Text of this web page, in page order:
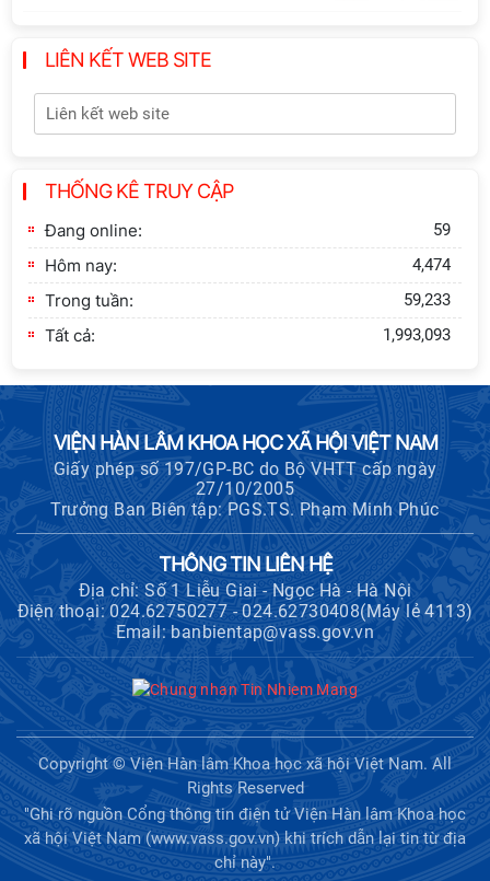
Khai quật công trường khai thác đá
Tôn
sinh đào tạo trình độ tiến sĩ đợt 1
LIÊN KẾT WEB SITE
THỐNG KÊ TRUY CẬP
Đang online: 59
Hôm nay: 4,474
Trong tuần: 59,233
Tất cả: 1,993,093
VIỆN HÀN LÂM KHOA HỌC XÃ HỘI VIỆT NAM
Giấy phép số 197/GP-BC do Bộ VHTT cấp ngày
27/10/2005
Trưởng Ban Biên tập: PGS.TS. Phạm Minh Phúc
THÔNG TIN LIÊN HỆ
Địa chỉ: Số 1 Liễu Giai - Ngọc Hà - Hà Nội
Điện thoại: 024.62750277 - 024.62730408(Máy lẻ 4113)
Email: banbientap@vass.gov.vn
Copyright © Viện Hàn lâm Khoa học xã hội Việt Nam. All
Rights Reserved
"Ghi rõ nguồn Cổng thông tin điện tử Viện Hàn lâm Khoa học
xã hội Việt Nam (www.vass.gov.vn) khi trích dẫn lại tin từ địa
chỉ này".